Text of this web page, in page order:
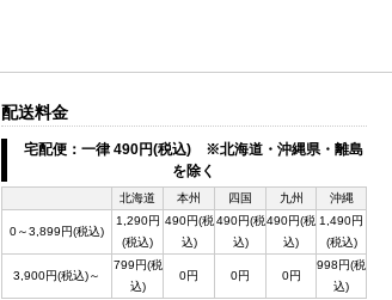
配送料金
宅配便：一律 490円(税込) ※北海道・沖縄県・離島
を除く
北海道 本州 四国 九州 沖縄
0～3,899円(税込)
1,290円
(税込)
490円(税
込)
490円(税
込)
490円(税
込)
1,490円
(税込)
3,900円(税込)～
799円(税
込)
0円 0円 0円
998円(税
込)